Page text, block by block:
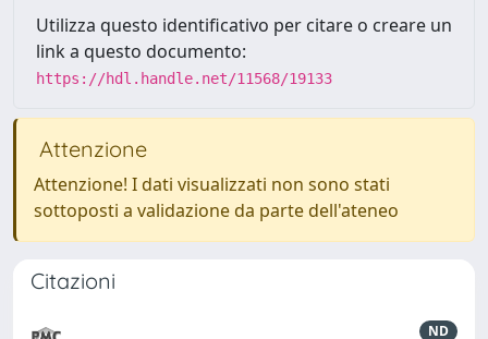
Utilizza questo identificativo per citare o creare un
link a questo documento:
https://hdl.handle.net/11568/19133
Attenzione
Attenzione! I dati visualizzati non sono stati
sottoposti a validazione da parte dell'ateneo
Citazioni
ND